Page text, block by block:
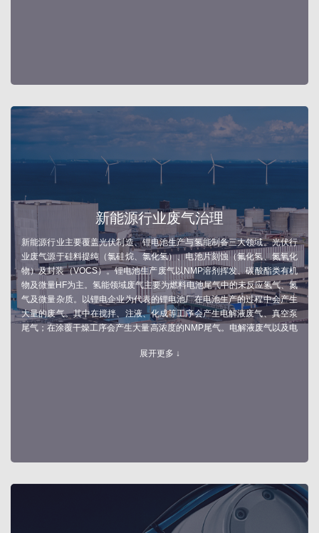
新能源行业废气治理
新能源行业主要覆盖光伏制造、锂电池生产与氢能制备三大领域。光伏行
业废气源于硅料提纯（氯硅烷、氯化氢）、电池片刻蚀（氟化氢、氮氧化
物）及封装（VOCS）。锂电池生产废气以NMP溶剂挥发、碳酸酯类有机
物及微量HF为主。氢能领域废气主要为燃料电池尾气中的未反应氢气、氮
气及微量杂质。以锂电企业为代表的锂电池厂在电池生产的过程中会产生
大量的废气。其中在搅拌、注液、化成等工序会产生电解液废气、真空泵
尾气；在涂覆干燥工序会产生大量高浓度的NMP尾气。电解液废气以及电
顾效率与能耗，符合国家VOCS及无组织排放管控要求。光伏废气采用碱
展开更多 ↓